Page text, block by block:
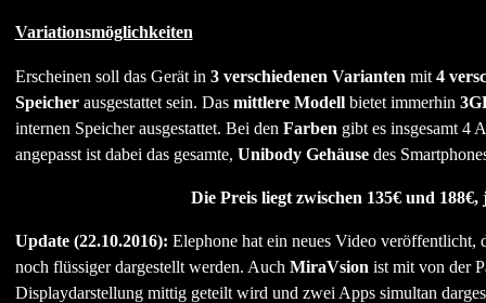
Variationsmöglichkeiten
Erscheinen soll das Gerät in 3 verschiedenen Varianten mit 4
Speicherausgestattet sein. Das mittlere Modellbietet immerhin
internen Speicher ausgestattet. Bei den Farben gibt es insgesamt 4
angepasst ist dabei das gesamte, Unibody Gehäusedes
Die Preis liegt zwischen 135€ und
Update (22.10.2016): Elephone hat ein neues Video veröffentlicht,
noch flüssiger dargestellt werden. Auch MiraVsion ist mit von der
Displaydarstellung mittig geteilt wird und zwei Apps simultan